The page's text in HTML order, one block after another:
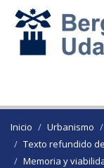
Inicio Urbanismo
Texto refundido
Memoria y